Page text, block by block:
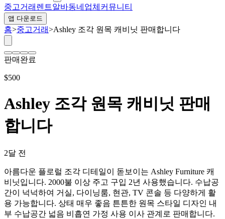
중고거래 렌트알바동네업체 커뮤니티
앱 다운로드
홈>중고거래>Ashley 조각 원목 캐비닛 판매합니다
판매완료
$500
Ashley 조각 원목 캐비닛 판매
합니다
2달 전
아름다운 플로럴 조각 디테일이 돋보이는 Ashley Furniture 캐
비닛입니다. 2000불 이상 주고 구입 2년 사용했습니다. 수납공
간이 넉넉하여 거실, 다이닝룸, 현관, TV 콘솔 등 다양하게 활
용 가능합니다. 상태 매우 좋음 튼튼한 원목 스타일 디자인 내
부 수납공간 넓음 비흡연 가정 사용 이사 관계로 판매합니다.